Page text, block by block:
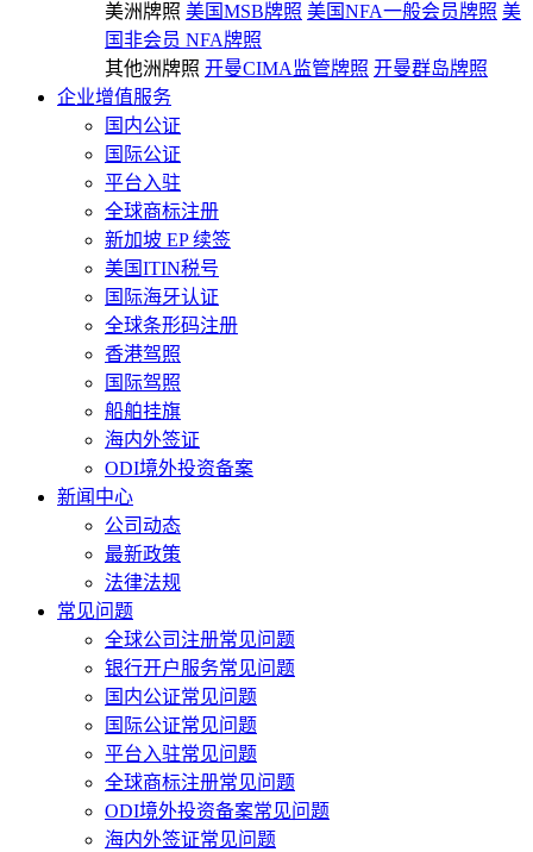
美洲牌照 美国MSB牌照 美国NFA一般会员牌照 美
国非会员 NFA牌照
其他洲牌照 开曼CIMA监管牌照 开曼群岛牌照
企业增值服务
国内公证
国际公证
平台入驻
全球商标注册
新加坡 EP 续签
美国ITIN税号
国际海牙认证
全球条形码注册
香港驾照
国际驾照
船舶挂旗
海内外签证
ODI境外投资备案
新闻中心
公司动态
最新政策
法律法规
常见问题
全球公司注册常见问题
银行开户服务常见问题
国内公证常见问题
国际公证常见问题
平台入驻常见问题
全球商标注册常见问题
ODI境外投资备案常见问题
海内外签证常见问题